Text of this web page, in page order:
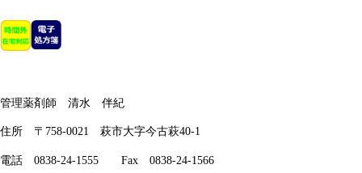
管理薬剤師 清水 伴紀
住所 〒758-0021 萩市大字今古萩40-1
電話 0838-24-1555 Fax 0838-24-1566​